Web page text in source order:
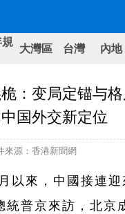
大灣區 台灣 內地
桅：变局定锚与
国外交新定位
來源：香港新聞網
以來，中國接連
統普京來訪，北京